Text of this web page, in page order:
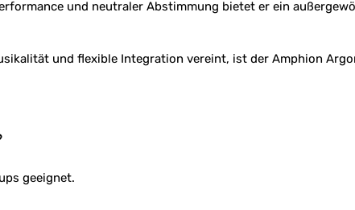
und neutraler Abstimmung bietet er ein
und flexible Integration vereint, ist der Amphion
geeignet.